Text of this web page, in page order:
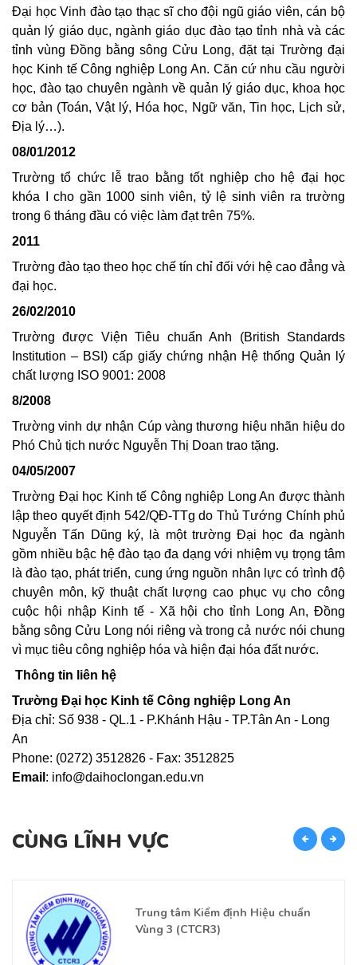
Đại học Vinh đào tạo thạc sĩ cho đội ngũ giáo viên, cán bộ
quản lý giáo dục, ngành giáo dục đào tạo tỉnh nhà và các
tỉnh vùng Đồng bằng sông Cửu Long, đặt tại Trường đại
học Kinh tế Công nghiệp Long An. Căn cứ nhu cầu người
học, đào tạo chuyên ngành về quản lý giáo dục, khoa học
cơ bản (Toán, Vật lý, Hóa học, Ngữ văn, Tin học, Lịch sử,
Địa lý…).
08/01/2012
Trường tổ chức lễ trao bằng tốt nghiệp cho hệ đại học
khóa I cho gần 1000 sinh viên, tỷ lệ sinh viên ra trường
trong 6 tháng đầu có việc làm đạt trên 75%.
2011
Trường đào tạo theo học chế tín chỉ đối với hệ cao đẳng và
đại học.
26/02/2010
Trường được Viện Tiêu chuẩn Anh (British Standards
Institution – BSI) cấp giấy chứng nhận Hệ thống Quản lý
chất lượng ISO 9001: 2008
8/2008
Trường vinh dự nhận Cúp vàng thương hiệu nhãn hiệu do
Phó Chủ tịch nước Nguyễn Thị Doan trao tặng.
04/05/2007
Trường Đại học Kinh tế Công nghiệp Long An được thành
lập theo quyết định 542/QĐ-TTg do Thủ Tướng Chính phủ
Nguyễn Tấn Dũng ký, là một trường Đại học đa ngành
gồm nhiều bậc hệ đào tạo đa dạng với nhiệm vụ trọng tâm
là đào tạo, phát triển, cung ứng nguồn nhân lực có trình độ
chuyên môn, kỹ thuật chất lượng cao phục vụ cho công
cuộc hội nhập Kinh tế - Xã hội cho tỉnh Long An, Đồng
bằng sông Cửu Long nói riêng và trong cả nước nói chung
vì mục tiêu công nghiệp hóa và hiện đại hóa đất nước.
Thông tin liên hệ
Trường Đại học Kinh tế Công nghiệp Long An
Địa chỉ: Số 938 - QL.1 - P.Khánh Hậu - TP.Tân An - Long
An
Phone: (0272) 3512826 - Fax: 3512825
Email : info@daihoclongan.edu.vn
CÙNG LĨNH VỰC
Trung tâm Kiểm định Hiệu chuẩn
Vùng 3 (CTCR3)